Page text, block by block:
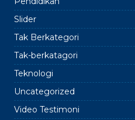
Slider
Tak Berkategori
Tak-berkatagori
Teknologi
Uncategorized
Video Testimoni